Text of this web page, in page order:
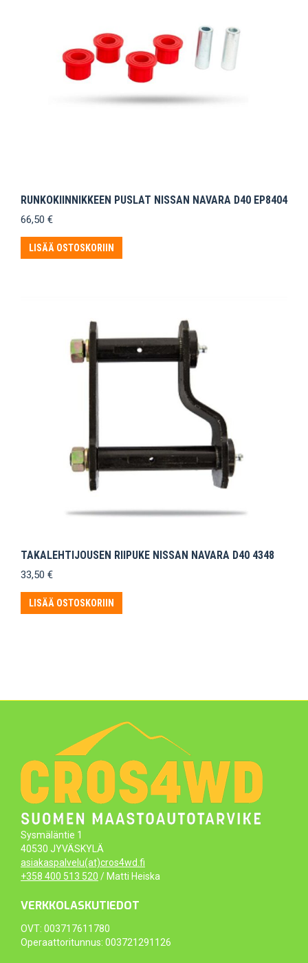
RUNKOKIINNIKKEEN PUSLAT NISSAN NAVARA D40 EP8404
66,50 €
LISÄÄ OSTOSKORIIN
TAKALEHTIJOUSEN RIIPUKE NISSAN NAVARA D40 4348
33,50 €
LISÄÄ OSTOSKORIIN
Sysmäläntie 1
40530 JYVÄSKYLÄ
asiakaspalvelu(at)cros4wd.fi
+358 400 513 520 / Matti Heiska
VERKKOLASKUTIEDOT
OVT: 003717611780
Operaattoritunnus: 003721291126